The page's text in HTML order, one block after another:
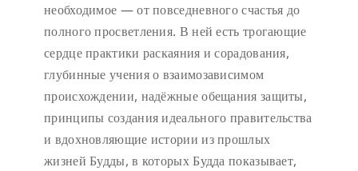
необходимое — от повседневного счастья до
полного просветления. В ней есть трогающие
сердце практики раскаяния и сорадования,
глубинные учения о взаимозависимом
происхождении, надёжные обещания защиты,
принципы создания идеального правительства
и вдохновляющие истории из прошлых
жизней Будды, в которых Будда показывает,